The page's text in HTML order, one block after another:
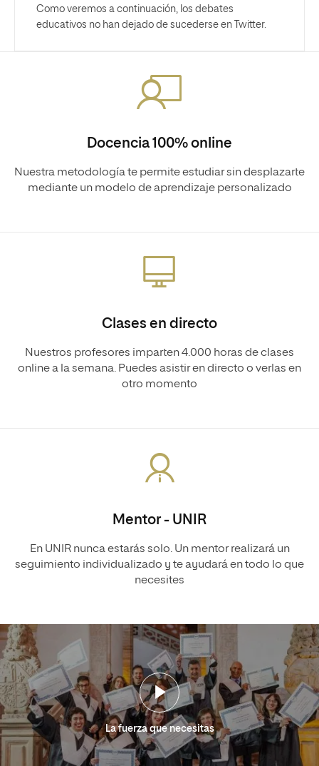
Como veremos a continuación, los debates
educativos no han dejado de sucederse en Twitter.
Docencia 100% online
Nuestra metodología te permite estudiar sin desplazarte
mediante un modelo de aprendizaje personalizado
Clases en directo
Nuestros profesores imparten 4.000 horas de clases
online a la semana. Puedes asistir en directo o verlas en
otro momento
Mentor - UNIR
En UNIR nunca estarás solo. Un mentor realizará un
seguimiento individualizado y te ayudará en todo lo que
necesites
La fuerza que necesitas